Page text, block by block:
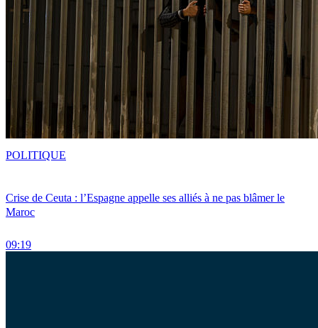
Crise de Ceuta : l’Espagne appelle ses alliés à ne pas blâmer le
Maroc
09:19
POLITIQUE